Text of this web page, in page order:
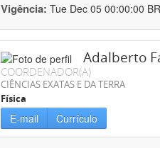
Vigência: Tue Dec 05 00:00:00
Adalberto
COORDENADOR(A)
CIÊNCIAS EXATAS E DA TERRA
Física
E-mail Currículo